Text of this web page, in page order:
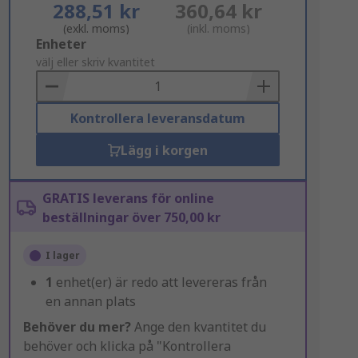
288,51 kr
(exkl. moms)
360,64 kr
(inkl. moms)
Add
to
Basket
Enheter
välj eller skriv kvantitet
Kontrollera leveransdatum
Lägg i korgen
GRATIS leverans för online
beställningar över 750,00 kr
I lager
1 enhet(er) är redo att levereras från
en annan plats
Behöver du mer? Ange den kvantitet du
behöver och klicka på "Kontrollera